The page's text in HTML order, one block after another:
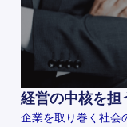
経営の中核を担
企業を取り巻く社会